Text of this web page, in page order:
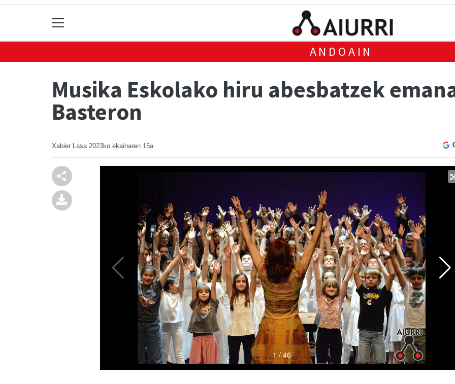
ANDOAIN
Musika Eskolako hiru abesbatzek
Basteron
Xabier Lasa 2023ko ekainaren 15a